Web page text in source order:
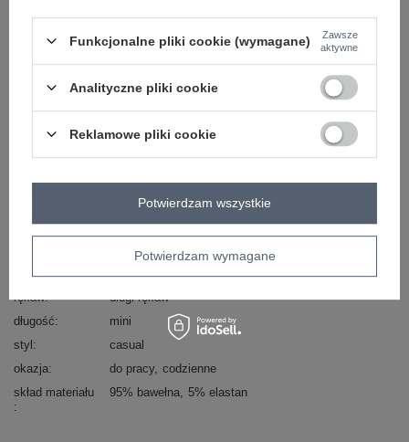
ZALOGUJ SIĘ I ZOBACZ CENĘ
Masz pytanie? Chętnie pomożemy.
Zadzwoń+48 601 547 740 Zadaj pytanie
RUE PARIS
wzór
gładki
dekolt
serek / dekolt V
rękaw
długi rękaw
długość
mini
styl
casual
okazja
do pracy codzienne
skład materiału
95% bawełna 5% elastan
Funkcjonalne pliki cookie (wymagane)
Zawsze
aktywne
Analityczne pliki cookie
Reklamowe pliki cookie
Potwierdzam wymagane
Potwierdzam wszystkie